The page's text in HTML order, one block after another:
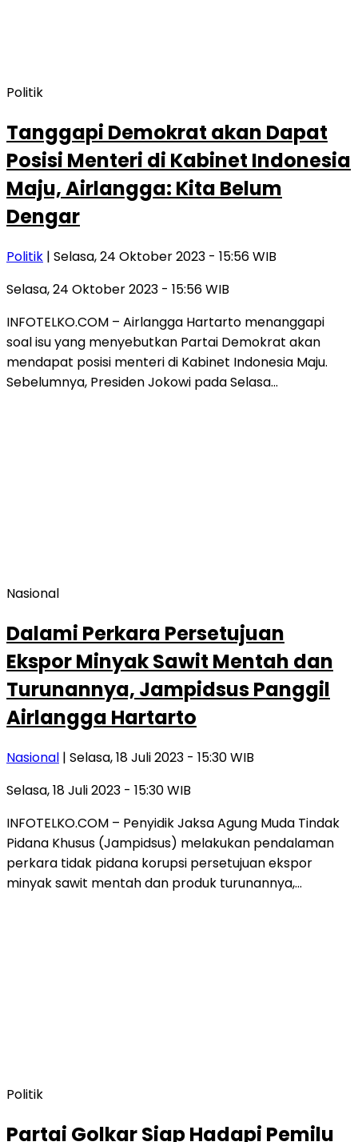
Politik
Tanggapi Demokrat akan Dapat
Posisi Menteri di Kabinet Indonesia
Maju, Airlangga: Kita Belum
Dengar
Politik | Selasa, 24 Oktober 2023 - 15:56 WIB
Selasa, 24 Oktober 2023 - 15:56 WIB
INFOTELKO.COM – Airlangga Hartarto menanggapi
soal isu yang menyebutkan Partai Demokrat akan
mendapat posisi menteri di Kabinet Indonesia Maju.
Sebelumnya, Presiden Jokowi pada Selasa…
Nasional
Dalami Perkara Persetujuan
Ekspor Minyak Sawit Mentah dan
Turunannya, Jampidsus Panggil
Airlangga Hartarto
Nasional | Selasa, 18 Juli 2023 - 15:30 WIB
Selasa, 18 Juli 2023 - 15:30 WIB
INFOTELKO.COM – Penyidik Jaksa Agung Muda Tindak
Pidana Khusus (Jampidsus) melakukan pendalaman
perkara tidak pidana korupsi persetujuan ekspor
minyak sawit mentah dan produk turunannya,…
Politik
Partai Golkar Siap Hadapi Pemilu